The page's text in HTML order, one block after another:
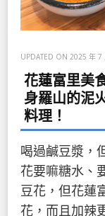
UPDATED ON 2025 年 7
花蓮富里美
身羅山的泥
料理！
喝過鹹豆漿，
花要嘛糖水、
豆花，但花蓮
花，而且加辣